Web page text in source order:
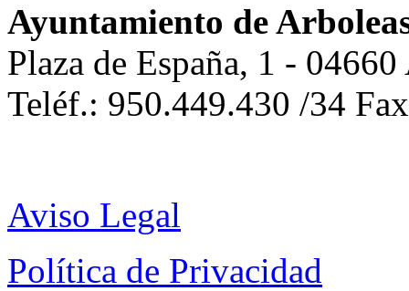
Ayuntamiento de
Plaza de España, 1 -
Teléf.: 950.449.430 /34
Aviso Legal
Política de Privacidad